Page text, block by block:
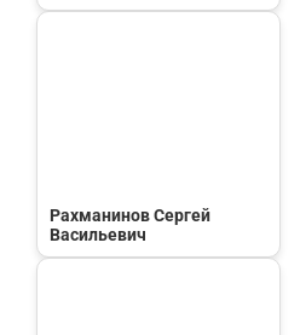
Рахманинов Сергей
Васильевич